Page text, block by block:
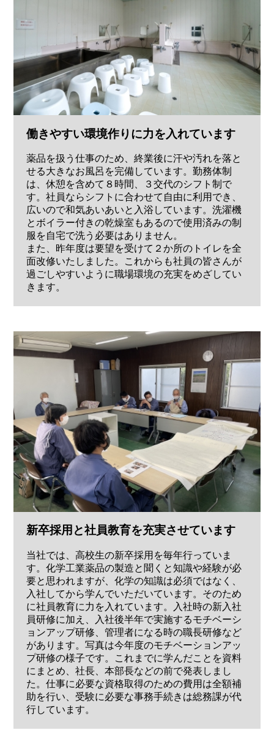
働きやすい環境作りに力を入れています
薬品を扱う仕事のため、終業後に汗や汚れを落と
せる大きなお風呂を完備しています。勤務体制
は、休憩を含めて８時間、３交代のシフト制で
す。社員ならシフトに合わせて自由に利用でき、
広いので和気あいあいと入浴しています。洗濯機
とボイラー付きの乾燥室もあるので使用済みの制
服を自宅で洗う必要はありません。
また、昨年度は要望を受けて２か所のトイレを全
面改修いたしました。これからも社員の皆さんが
過ごしやすいように職場環境の充実をめざしてい
きます。
新卒採用と社員教育を充実させています
当社では、高校生の新卒採用を毎年行っていま
す。化学工業薬品の製造と聞くと知識や経験が必
要と思われますが、化学の知識は必須ではなく、
入社してから学んでいただいています。そのため
に社員教育に力を入れています。入社時の新入社
員研修に加え、入社後半年で実施するモチベーシ
ョンアップ研修、管理者になる時の職長研修など
があります。写真は今年度のモチベーションアッ
プ研修の様子です。これまでに学んだことを資料
にまとめ、社長、本部長などの前で発表しまし
た。仕事に必要な資格取得のための費用は全額補
助を行い、受験に必要な事務手続きは総務課が代
行しています。